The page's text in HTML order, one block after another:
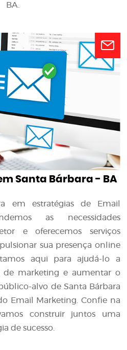
BA.
Santa Bárbara - BA
em estratégias de Email
as necessidades
e oferecemos serviços
sua presença online
aqui para ajudá-lo a
de marketing e aumentar o
alvo de Santa Bárbara
Email Marketing. Confie na
construir juntos uma
de sucesso.